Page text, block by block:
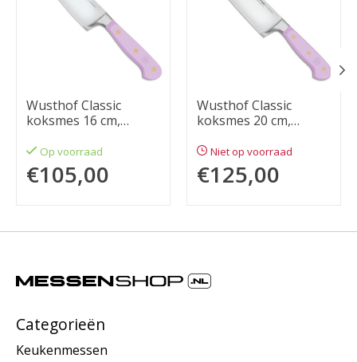
Wusthof Classic
koksmes 16 cm,
Op voorraad
€105,00
Wusthof Classic
koksmes 20 cm,
Niet op voorraad
€125,00
Categorieën
Keukenmessen